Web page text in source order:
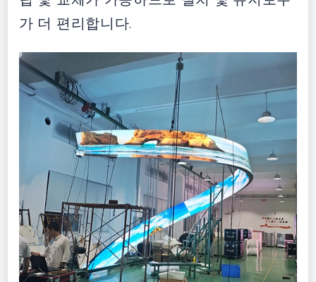
가 더 편리합니다.